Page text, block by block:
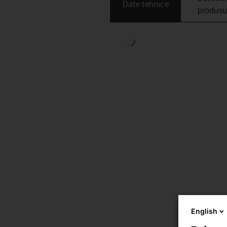
Date tehnice
English